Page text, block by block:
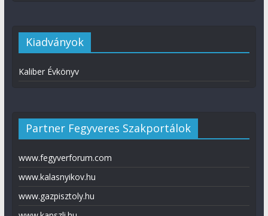
Kiadványok
Kaliber Évkönyv
Partner Fegyveres Szakportálok
www.fegyverforum.com
www.kalasnyikov.hu
www.gazpisztoly.hu